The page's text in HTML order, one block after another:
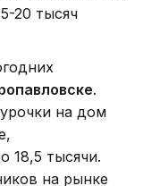
20 тысяч
.
на дом
18,5 тысячи.
на рынке